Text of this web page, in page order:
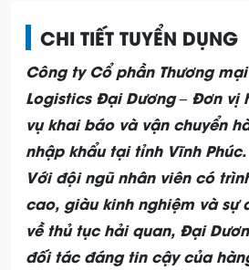
CHI TIẾT TUYỂN DỤNG
Công ty Cổ phần Thương
Logistics Đại Dương – Đơn vị
vụ khai báo và vận chuyển
nhập khẩu tại tỉnh Vĩnh Phúc.
Với đội ngũ nhân viên có
cao, giàu kinh nghiệm và sự
về thủ tục hải quan, Đại
đối tác đáng tin cậy của